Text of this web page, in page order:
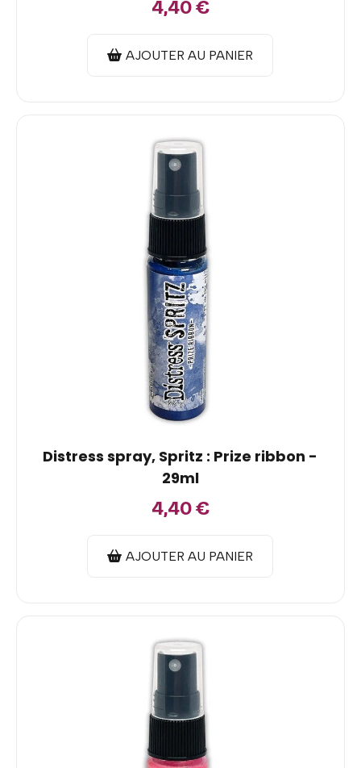
4,40€
AJOUTER AU PANIER
Distress spray, Spritz : Prize ribbon -
29ml
4,40€
AJOUTER AU PANIER